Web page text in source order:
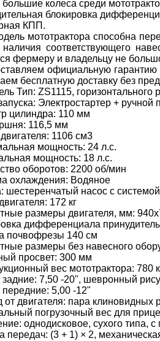
колеса среди
блокировка
КПП.
мототрактора способна
соответствующего
фермеру и владельцу не
официальную
бесплатную доставку без
Тип: ZS1115,
Электростартер + ручной
цилиндра: 110 мм
116,5 мм
1106 см3
мощность: 24 л.с.
мощность: 18 л.с.
оборотов: 2200 об/мин
охлаждения: Водяное
шестеренчатый насос с
172 кг
размеры двигателя, мм:
дифференциала
почвофрезы 140 см
размеры без навесного
просвет: 300 мм
вес мототрактора: 780
задние: 7,50 -20", шевронный
передние: 5,00 -12"
от двигателя: пара
погрузочный вес для
однодисковое, сухого типа,
передач: (3 + 1) × 2,